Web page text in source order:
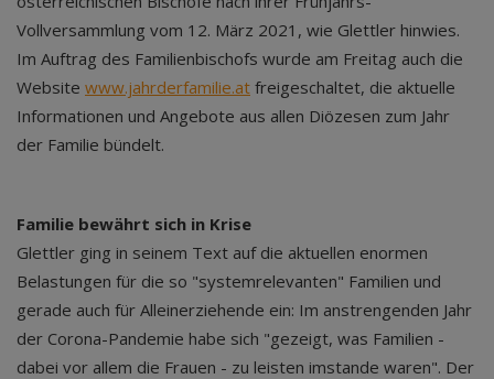
Vollversammlung vom 12. März 2021, wie Glettler hinwies.
Im Auftrag des Familienbischofs wurde am Freitag auch die
Website www.jahrderfamilie.at freigeschaltet, die aktuelle
Informationen und Angebote aus allen Diözesen zum Jahr
der Familie bündelt.
Familie bewährt sich in Krise
Glettler ging in seinem Text auf die aktuellen enormen
Belastungen für die so "systemrelevanten" Familien und
gerade auch für Alleinerziehende ein: Im anstrengenden Jahr
der Corona-Pandemie habe sich "gezeigt, was Familien -
dabei vor allem die Frauen - zu leisten imstande waren". Der